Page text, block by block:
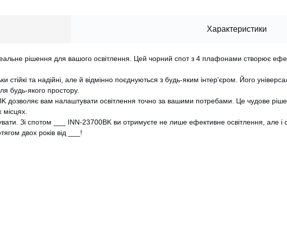
Характеристики
рішення для вашого освітлення. Цей чорний спот з 4 плафонами створює
та надійні, але й відмінно поєднуються з будь-яким інтер'єром. Його
будь-якого простору.
вам налаштувати освітлення точно за вашими потребами. Це чудове
Зі спотом ___ INN-23700BK ви отримуєте не лише ефективне освітлення, але і
двох років від ___!